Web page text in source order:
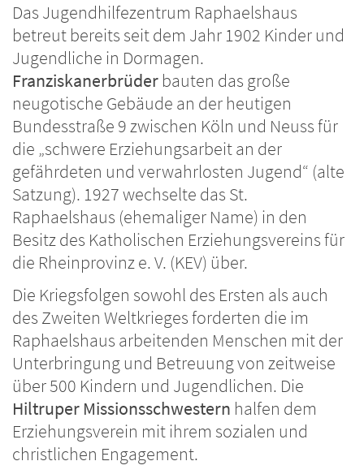
Das Jugendhilfezentrum Raphaelshaus
betreut bereits seit dem Jahr 1902 Kinder und
Jugendliche in Dormagen.
Franziskanerbrüder bauten das große
neugotische Gebäude an der heutigen
Bundesstraße 9 zwischen Köln und Neuss für
die „schwere Erziehungsarbeit an der
gefährdeten und verwahrlosten Jugend“ (alte
Satzung). 1927 wechselte das St.
Raphaelshaus (ehemaliger Name) in den
Besitz des Katholischen Erziehungsvereins für
die Rheinprovinz e. V. (KEV) über.
Die Kriegsfolgen sowohl des Ersten als auch
des Zweiten Weltkrieges forderten die im
Raphaelshaus arbeitenden Menschen mit der
Unterbringung und Betreuung von zeitweise
über 500 Kindern und Jugendlichen. Die
Hiltruper Missionsschwestern halfen dem
Erziehungsverein mit ihrem sozialen und
christlichen Engagement.